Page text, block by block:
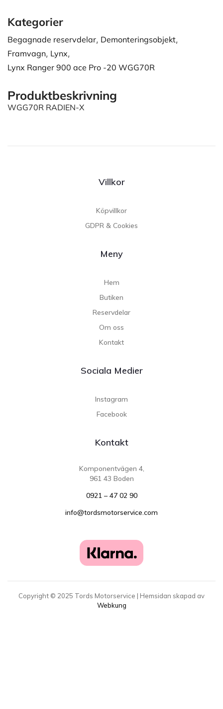
Kategorier
Begagnade reservdelar, Demonteringsobjekt,
Framvagn, Lynx,
Lynx Ranger 900 ace Pro -20 WGG70R
Produktbeskrivning
WGG70R RADIEN-X
Villkor
Köpvillkor
GDPR & Cookies
Meny
Hem
Butiken
Reservdelar
Om oss
Kontakt
Sociala Medier
Instagram
Facebook
Kontakt
Komponentvägen 4,
961 43 Boden
0921 – 47 02 90
info@tordsmotorservice.com
Copyright © 2025 Tords Motorservice | Hemsidan skapad av
Webkung